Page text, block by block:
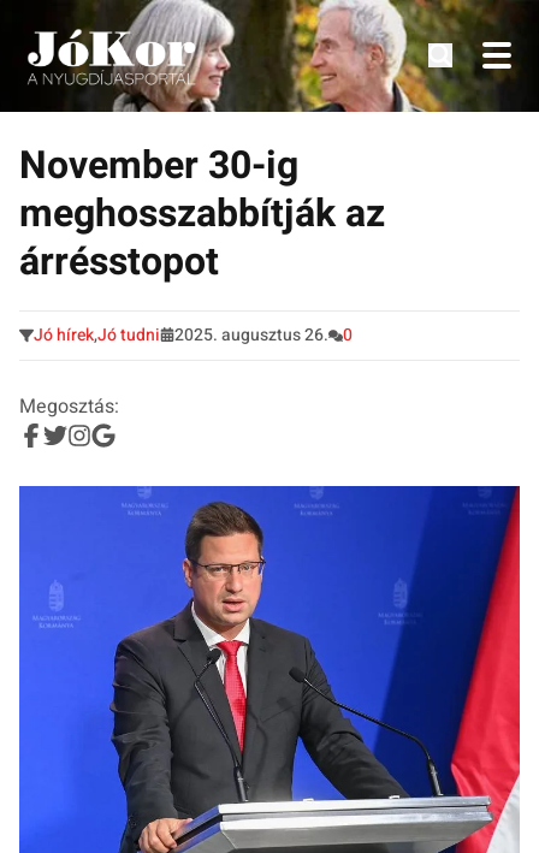
Tovább
tartalomra
Tudnivalók, érdekességek idősek számára.
November 30-ig
meghosszabbítják az
árrésstopot
Jó hírek,Jó tudni 2025. augusztus 26. 0
Megosztás: